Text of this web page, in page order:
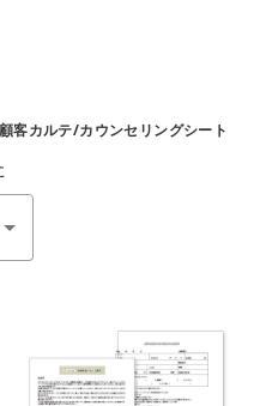
顧客カルテ/カウンセリングシート